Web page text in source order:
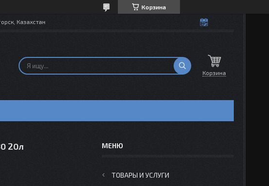
Корзина
Казахстан
Корзина
20л
ТОВАРЫ И УСЛУГИ